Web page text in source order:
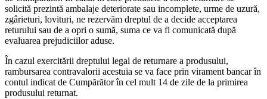
solicită prezintă ambalaje deteriorate sau incomplete, urme de uzură,
zgârieturi, lovituri, ne rezervăm dreptul de a decide acceptarea
returului sau de a opri o sumă, suma ce va fi comunicată după
evaluarea prejudiciilor aduse.
În cazul exercitării dreptului legal de returnare a produsului,
rambursarea contravalorii acestuia se va face prin virament bancar în
contul indicat de Cumpărător în cel mult 14 de zile de la primirea
produsului returnat.